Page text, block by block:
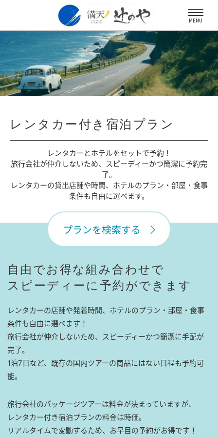
MENU
レンタカー付き宿泊プラン
レンタカーとホテルをセットで予約！
旅行会社が仲介しないため、
スピーディーかつ簡潔に予約完
了。
レンタカーの貸出店舗や時間、 ホテルのプラン・部屋・食事
条件も自由に選べます。
プランを検索する
自由でお得な組み合わせで
スピーディーに予約ができます
レンタカーの店舗や発着時間、ホテルのプラン・部屋・食事
条件も自由に選べます！
旅行会社が仲介しないため、スピーディーかつ簡潔に手配が
完了。
1泊7日など、既存の国内ツアーの商品にはない日程も予約可
能。
旅行会社のパッケージツアーは料金が決まっていますが、
レンタカー付き宿泊プランの料金は時価。
リアルタイムで変動するため、お早目の予約がお得です！